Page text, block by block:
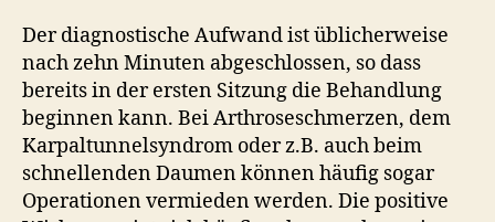
Der diagnostische Aufwand ist üblicherweise
nach zehn Minuten abgeschlossen, so dass
bereits in der ersten Sitzung die Behandlung
beginnen kann. Bei Arthroseschmerzen, dem
Karpaltunnelsyndrom oder z.B. auch beim
schnellenden Daumen können häufig sogar
Operationen vermieden werden. Die positive